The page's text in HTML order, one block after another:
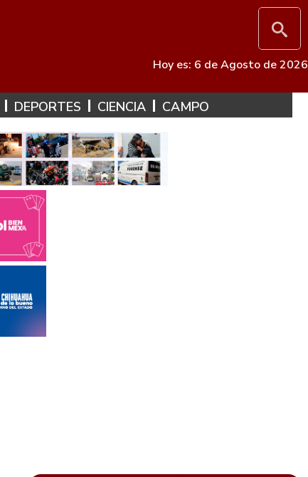
Hoy es: 6 de Agosto de 2026
DEPORTES CIENCIA CAMPO